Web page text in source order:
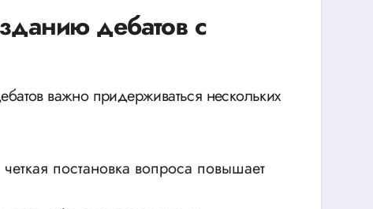
дебатов с
важно придерживаться нескольких
постановка вопроса повышает